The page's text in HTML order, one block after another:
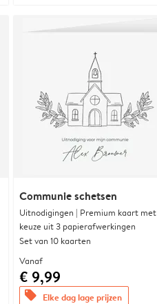
Communie schetsen
Uitnodigingen | Premium kaart met
keuze uit 3 papierafwerkingen
Set van 10 kaarten
Vanaf
€ 9,99
offers Elke dag lage prijzen